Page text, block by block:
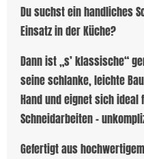
Du suchst ein handliches
Einsatz in der Küche?
Dann ist „s’ klassische“
seine schlanke, leichte
Hand und eignet sich
Schneidarbeiten –
Gefertigt aus